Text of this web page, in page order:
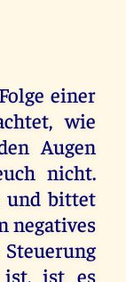
einer
wie
Augen
nicht.
und bittet
negatives
ist, ist es